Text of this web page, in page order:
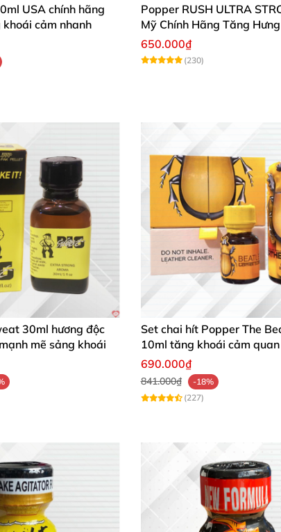
USA chính hãng
cảm nhanh
Popper RUSH ULTRA
Mỹ Chính Hãng Tăng
650.000₫
(230)
30ml hương độc
mẽ sảng khoái
Set chai hít Popper The
10ml tăng khoái cảm quan
690.000₫
841.000₫
-18%
(227)